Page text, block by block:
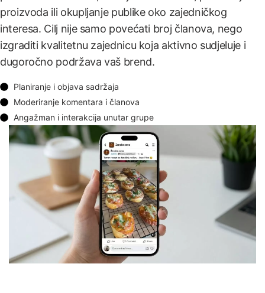
proizvoda ili okupljanje publike oko zajedničkog
interesa. Cilj nije samo povećati broj članova, nego
izgraditi kvalitetnu zajednicu koja aktivno sudjeluje i
dugoročno podržava vaš brend.
Planiranje i objava sadržaja
Moderiranje komentara i članova
Angažman i interakcija unutar grupe